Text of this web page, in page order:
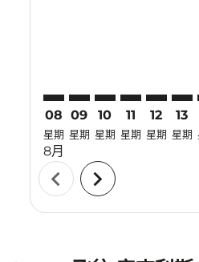
08
星期
8月
09
星期
10
星期
11
星期
12
星期
13
星期
chevron_left chevron_right